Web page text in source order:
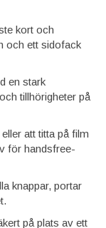
kort och
och ett sidofack
en stark
tillhörigheter på
att titta på film
för handsfree-
knappar, portar
på plats av ett